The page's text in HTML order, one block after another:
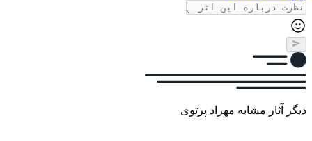
دیگر آثار مشابه مهراد پرتوی